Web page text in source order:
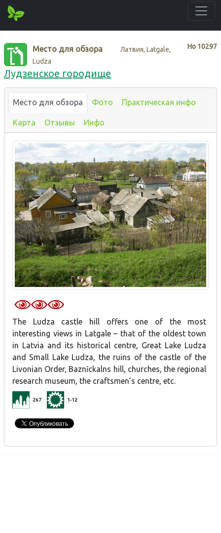
Нo 10297
Место для обзора
Латвия, Latgale,
Ludza
Лудзенское городище
Место для обзора Фото Практическая инфо
Карта Отзывы Инфо
The Ludza castle hill offers one of the most
interesting views in Latgale – that of the oldest town
in Latvia and its historical centre, Great Lake Ludza
and Small Lake Ludza, the ruins of the castle of the
Livonian Order, Baznīckalns hill, churches, the regional
research museum, the craftsmen’s centre, etc.
267 1-12